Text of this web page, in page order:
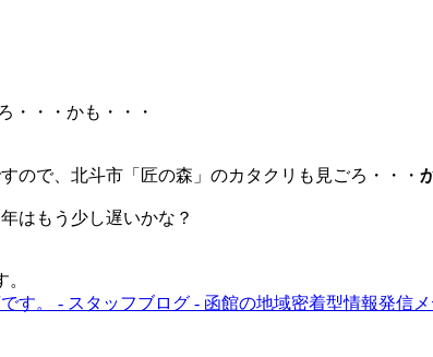
・・・かも・・・
ので、北斗市「匠の森」のカタクリも見ごろ・・・
はもう少し遅いかな？
す。 - スタッフブログ - 函館の地域密着型情報発信メ